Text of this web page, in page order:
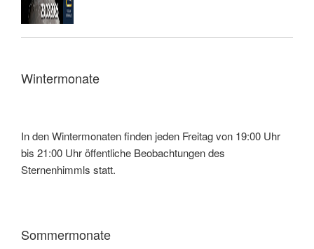
Wintermonate
In den Wintermonaten finden jeden Freitag von 19:00 Uhr
bis 21:00 Uhr öffentliche Beobachtungen des
Sternenhimmls statt.
Sommermonate